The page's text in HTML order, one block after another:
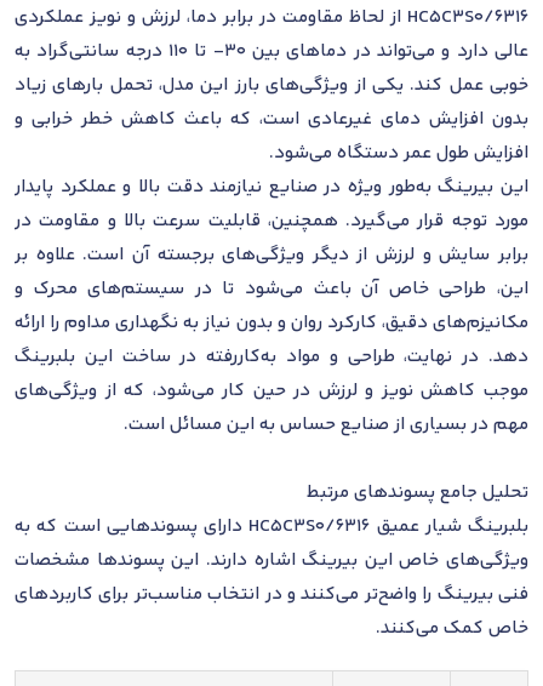
6316/HC5C3S0 از لحاظ مقاومت در برابر دما، لرزش و نویز عملکردی
عالی دارد و می‌تواند در دماهای بین 30- تا 110 درجه سانتی‌گراد به
خوبی عمل کند. یکی از ویژگی‌های بارز این مدل، تحمل بارهای زیاد
بدون افزایش دمای غیرعادی است، که باعث کاهش خطر خرابی و
افزایش طول عمر دستگاه می‌شود.
این بیرینگ به‌طور ویژه در صنایع نیازمند دقت بالا و عملکرد پایدار
مورد توجه قرار می‌گیرد. همچنین، قابلیت سرعت بالا و مقاومت در
برابر سایش و لرزش از دیگر ویژگی‌های برجسته آن است. علاوه بر
این، طراحی خاص آن باعث می‌شود تا در سیستم‌های محرک و
مکانیزم‌های دقیق، کارکرد روان و بدون نیاز به نگهداری مداوم را ارائه
دهد. در نهایت، طراحی و مواد به‌کاررفته در ساخت این بلبرینگ
موجب کاهش نویز و لرزش در حین کار می‌شود، که از ویژگی‌های
مهم در بسیاری از صنایع حساس به این مسائل است.
تحلیل جامع پسوندهای مرتبط
بلبرینگ شیار عمیق 6316/HC5C3S0 دارای پسوندهایی است که به
ویژگی‌های خاص این بیرینگ اشاره دارند. این پسوندها مشخصات
فنی بیرینگ را واضح‌تر می‌کنند و در انتخاب مناسب‌تر برای کاربردهای
خاص کمک می‌کنند.